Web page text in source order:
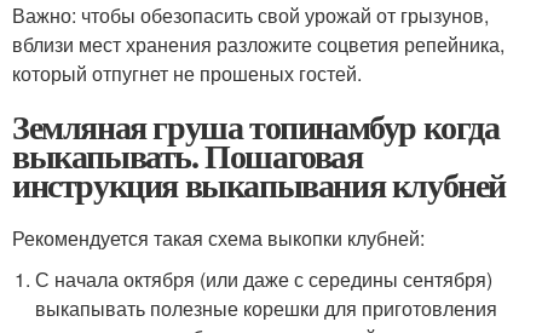
Важно: чтобы обезопасить свой урожай от грызунов,
вблизи мест хранения разложите соцветия репейника,
который отпугнет не прошеных гостей.
Земляная груша топинамбур когда
выкапывать. Пошаговая
инструкция выкапывания клубней
Рекомендуется такая схема выкопки клубней:
С начала октября (или даже с середины сентября)
выкапывать полезные корешки для приготовления